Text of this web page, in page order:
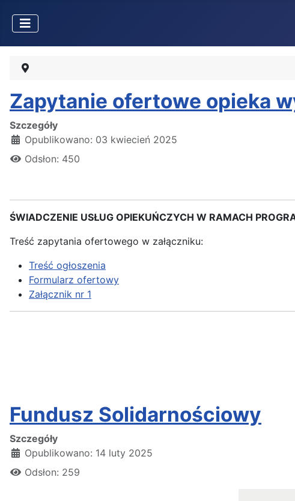
Zapytanie ofertowe opieka
Szczegóły
Opublikowano: 03 kwiecień 2025
Odsłon: 450
ŚWIADCZENIE USŁUG OPIEKUŃCZYCH W RAMACH
Treść zapytania ofertowego w załączniku:
Treść ogłoszenia
Formularz ofertowy
Załącznik nr 1
Fundusz Solidarnościowy
Szczegóły
Opublikowano: 14 luty 2025
Odsłon: 259